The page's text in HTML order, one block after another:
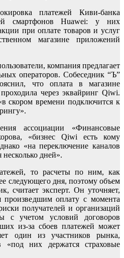
платежей Киви-банка
смартфонов Huawei: у них
при оплате товаров и услуг
магазине приложений
компания предлагает
операторов. Собеседник “Ъ”
что оплата в магазине
через эквайринг Qiwi.
скором времени подключится к
ассоциации «Финансовые
«бизнес Qiwi есть кому
«на переключение каналов
несколько дней».
то расчеты по ним, как
следующего дня, поэтому объем
считает эксперт. Он уточняет,
произведшим оплату с момента
получателей и организаций
с учетом условий договоров
из-за сбоев платежей может
один из участников рынка,
«под них держатся страховые